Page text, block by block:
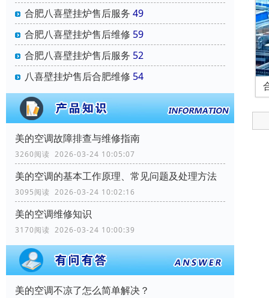
合肥八喜壁挂炉售后服务 49
合肥八喜壁挂炉售后维修 59
合肥八喜壁挂炉售后服务 52
八喜壁挂炉售后合肥维修 54
美的空调故障排查与维修指南
3260阅读 2026-03-24 10:05:07
美的空调的基本工作原理、常见问题及处理方法
3095阅读 2026-03-24 10:02:16
美的空调维修知识
3170阅读 2026-03-24 10:00:39
美的空调不凉了怎么简单解决？